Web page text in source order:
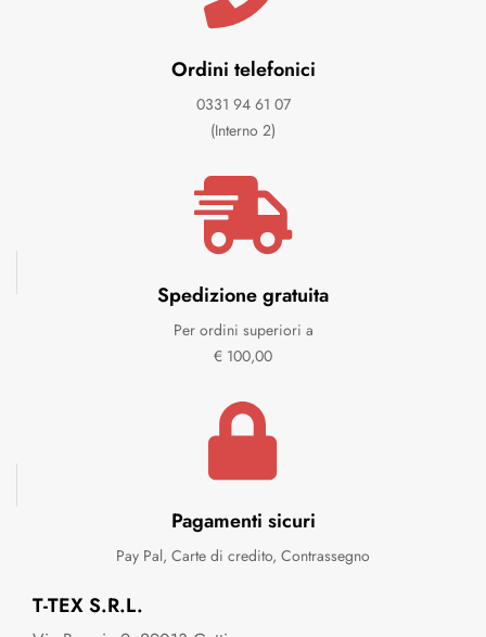
Ordini telefonici
0331 94 61 07
(Interno 2)
Spedizione gratuita
Per ordini superiori a
€ 100,00
Pagamenti sicuri
Pay Pal, Carte di credito, Contrassegno
T-TEX S.R.L.